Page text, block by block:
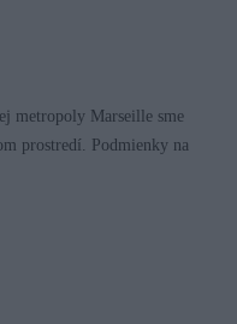
metropoly Marseille sme
prostredí. Podmienky na